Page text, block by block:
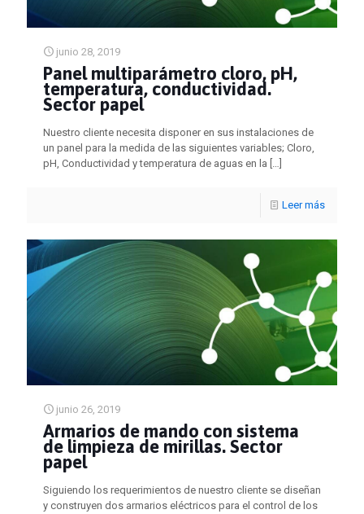
junio 28, 2019
Panel multiparámetro cloro, pH,
temperatura, conductividad.
Sector papel
Nuestro cliente necesita disponer en sus instalaciones de
un panel para la medida de las siguientes variables; Cloro,
pH, Conductividad y temperatura de aguas en la […]
Leer más
junio 26, 2019
Armarios de mando con sistema
de limpieza de mirillas. Sector
papel
Siguiendo los requerimientos de nuestro cliente se diseñan
y construyen dos armarios eléctricos para el control de los